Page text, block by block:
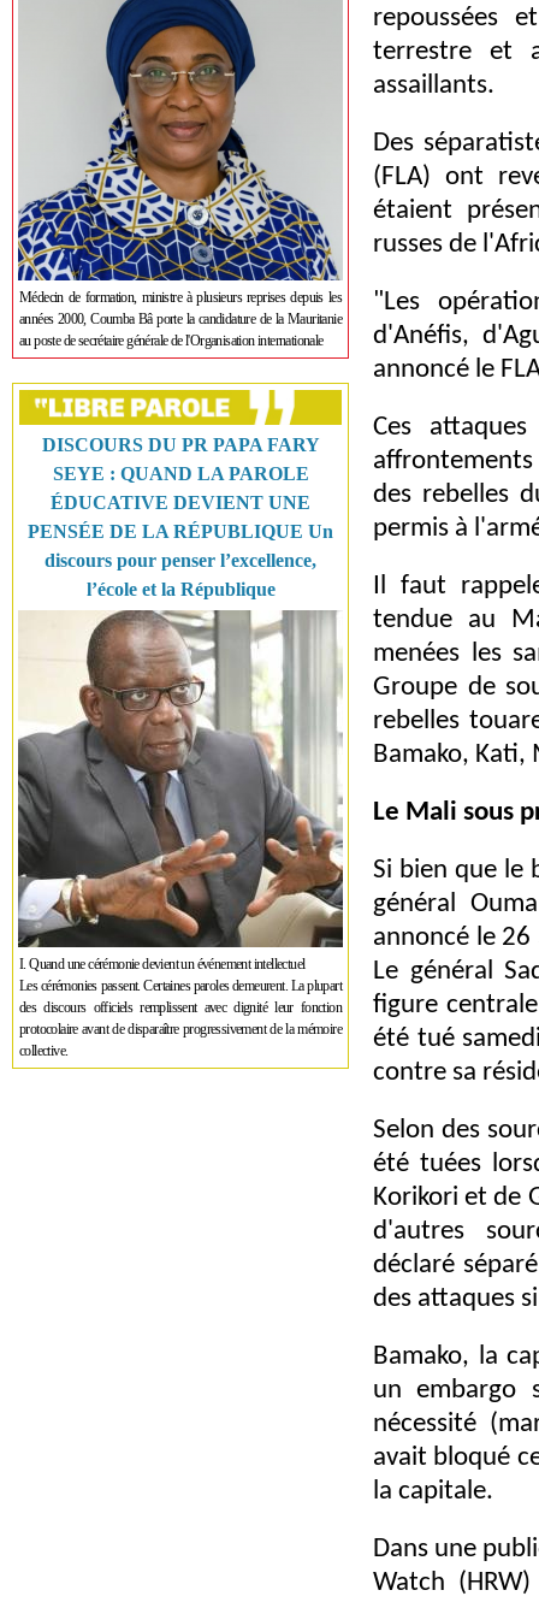
Médecin de formation, ministre à plusieurs reprises depuis les
années 2000, Coumba Bâ porte la candidature de la Mauritanie
au poste de secrétaire générale de l'Organisation internationale
DISCOURS DU PR PAPA FARY
SEYE : QUAND LA PAROLE
ÉDUCATIVE DEVIENT UNE
PENSÉE DE LA RÉPUBLIQUE Un
discours pour penser l’excellence,
l’école et la République
I. Quand une cérémonie devient un événement intellectuel
Les cérémonies passent. Certaines paroles demeurent. La plupart
des discours officiels remplissent avec dignité leur fonction
protocolaire avant de disparaître progressivement de la mémoire
collective.
repoussées
terrestre et
assaillants.
Des
(FLA) ont
étaient
russes de
"Les
d'Anéfis,
annoncé le
Ces
des rebelles
permis à
Il faut
tendue au
menées les
Groupe de
rebelles
Bamako, Kati,
Le Mali sous
Si bien que le
général
annoncé le
Le général
figure
été tué
contre sa
Selon des
été tuées
Korikori et de
d'autres
déclaré
des attaques
Bamako, la
un embargo
nécessité
avait bloqué
la capitale.
Dans une
Watch